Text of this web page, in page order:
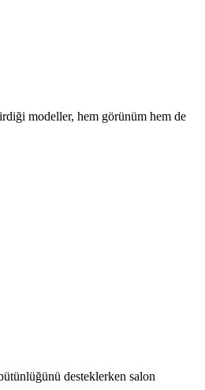
modeller, hem görünüm hem de
desteklerken salon